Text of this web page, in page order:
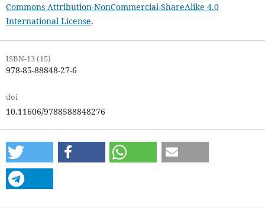
Commons Attribution-NonCommercial-ShareAlike 4.0
International License.
ISBN-13 (15)
978-85-88848-27-6
doi
10.11606/9788588848276